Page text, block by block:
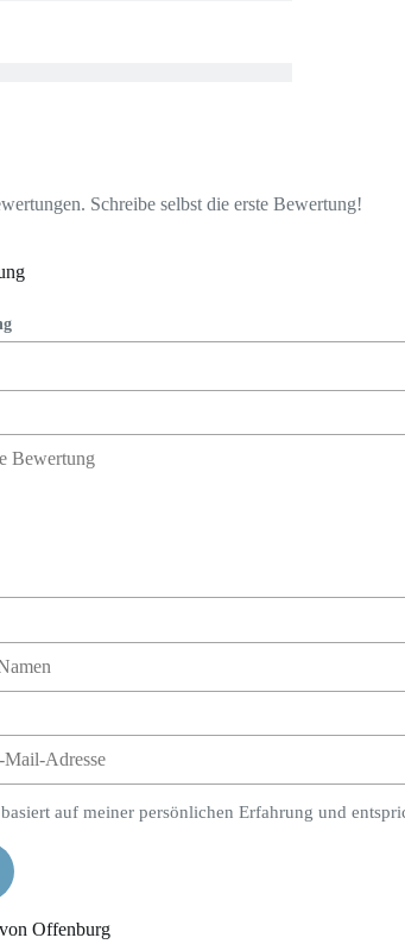
Schreibe selbst die erste Bewertung!
auf meiner persönlichen Erfahrung und
Offenburg